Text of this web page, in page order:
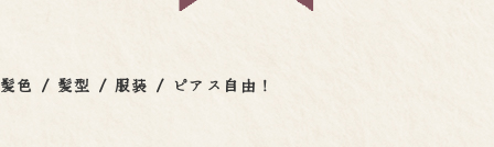
髪色 / 髪型 / 服装 / ピアス自由！